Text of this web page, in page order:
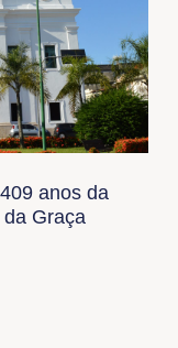
anos da
Graça